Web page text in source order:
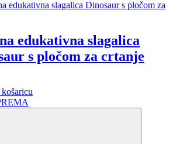
edukativna slagalica
s pločom za crtanje